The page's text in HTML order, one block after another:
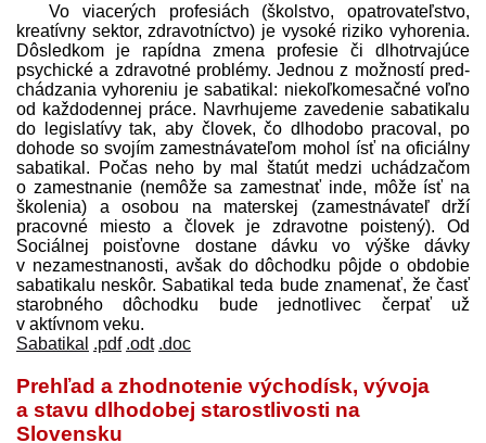
Vo viacerých profesiách (školstvo, opatrovateľstvo,
kreatívny sektor, zdravotníctvo) je vysoké riziko vyhorenia.
Dôsledkom je rapídna zmena profesie či dlhotrvajúce
psychické a zdravotné problémy. Jednou z možností pred­
chádzania vyhoreniu je sabatikal: niekoľkomesačné voľno
od každodennej práce. Navrhujeme zavedenie sabatikalu
do legislatívy tak, aby človek, čo dlhodobo pracoval, po
dohode so svojím zamest­návateľom mohol ísť na oficiálny
sabatikal. Počas neho by mal štatút medzi uchádzačom
o zamestnanie (nemôže sa zamestnať inde, môže ísť na
školenia) a osobou na materskej (zamest­návateľ drží
pracovné miesto a človek je zdravotne poistený). Od
Sociálnej poisťovne dostane dávku vo výške dávky
v nezamestnanosti, avšak do dôchodku pôjde o obdobie
sabatikalu neskôr. Sabatikal teda bude znamenať, že časť
starobného dôchodku bude jednotlivec čerpať už
v aktívnom veku.
Sabatikal .pdf .odt .doc
Prehľad a zhodnotenie východísk, vývoja
a stavu dlhodobej starostlivosti na
Slovensku